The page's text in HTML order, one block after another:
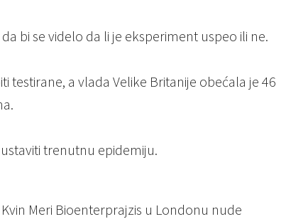
bi se videlo da li je eksperiment uspeo ili ne.
testirane, a vlada Velike Britanije obećala je 46
trenutnu epidemiju.
Meri Bioenterprajzis u Londonu nude